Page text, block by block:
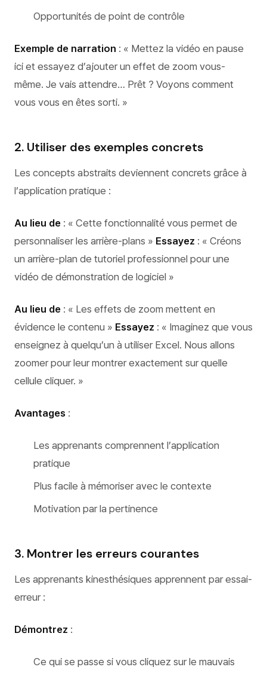
Opportunités de point de contrôle
Exemple de narration : « Mettez la vidéo en pause
ici et essayez d’ajouter un effet de zoom vous-
même. Je vais attendre… Prêt ? Voyons comment
vous vous en êtes sorti. »
2. Utiliser des exemples concrets
Les concepts abstraits deviennent concrets grâce à
l’application pratique :
Au lieu de : « Cette fonctionnalité vous permet de
personnaliser les arrière-plans » Essayez : « Créons
un arrière-plan de tutoriel professionnel pour une
vidéo de démonstration de logiciel »
Au lieu de : « Les effets de zoom mettent en
évidence le contenu » Essayez : « Imaginez que vous
enseignez à quelqu’un à utiliser Excel. Nous allons
zoomer pour leur montrer exactement sur quelle
cellule cliquer. »
Avantages :
Les apprenants comprennent l’application
pratique
Plus facile à mémoriser avec le contexte
Motivation par la pertinence
3. Montrer les erreurs courantes
Les apprenants kinesthésiques apprennent par essai-
erreur :
Démontrez :
Ce qui se passe si vous cliquez sur le mauvais